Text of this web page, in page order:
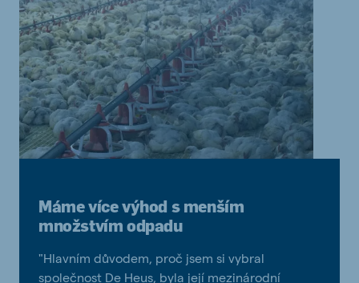
Máme více výhod s menším
množstvím odpadu
"Hlavním důvodem, proč jsem si vybral
společnost De Heus, byla její mezinárodní